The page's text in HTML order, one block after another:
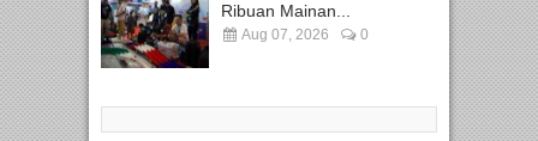
Ribuan Mainan...
Aug 07, 2026 0